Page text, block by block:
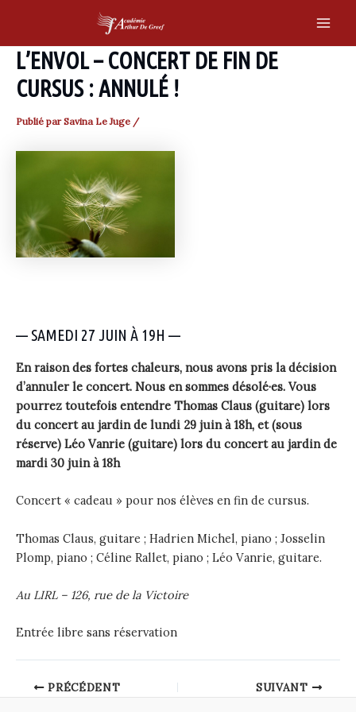
content
L’ENVOL – CONCERT DE FIN DE
CURSUS : ANNULÉ !
Publié par Savina Le Juge /
— SAMEDI 27 JUIN À 19H —
En raison des fortes chaleurs, nous avons pris la décision
d’annuler le concert. Nous en sommes désolé·es. Vous
pourrez toutefois entendre Thomas Claus (guitare) lors
du concert au jardin de lundi 29 juin à 18h, et (sous
réserve) Léo Vanrie (guitare) lors du concert au jardin de
mardi 30 juin à 18h
Concert « cadeau » pour nos élèves en fin de cursus.
Thomas Claus, guitare ; Hadrien Michel, piano ; Josselin
Plomp, piano ; Céline Rallet, piano ; Léo Vanrie, guitare.
Au LIRL – 126, rue de la Victoire
Entrée libre sans réservation
Post PRÉCÉDENT SUIVANT